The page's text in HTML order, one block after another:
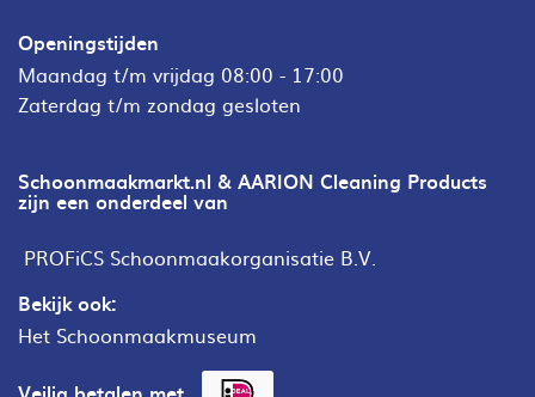
Openingstijden
Maandag t/m vrijdag 08:00 - 17:00
Zaterdag t/m zondag gesloten
Schoonmaakmarkt.nl & AARION Cleaning Products
zijn een onderdeel van
PROFiCS Schoonmaakorganisatie B.V.
Bekijk ook:
Het Schoonmaakmuseum